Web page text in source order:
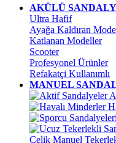
AKÜLÜ
Ultra Hafif
Ayağa Kaldıran
Katlanan Modeller
Scooter
Profesyonel Ürünler
Refakatçi Kullanımlı
MANUEL
Çelik Manuel